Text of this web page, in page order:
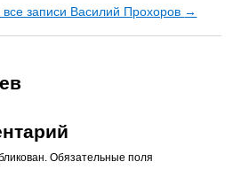
все записи Василий Прохоров →
Обязательные поля